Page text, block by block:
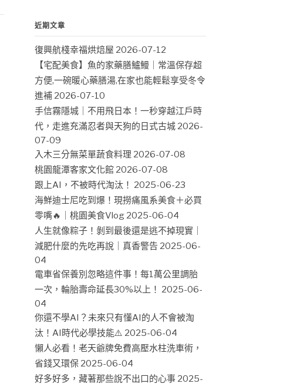
近期文章
復興航棧幸福烘焙屋 2026-07-12
【宅配美食】魚的家藥膳鱸鰻｜常溫保存超
方便,一碗暖心藥膳湯,在家也能輕鬆享受冬令
進補 2026-07-10
手信霧隱城｜不用飛日本！一秒穿越江戶時
代，走進充滿忍者與天狗的日式古城 2026-
07-09
入木三分無菜單蔬食料理 2026-07-08
桃園龍潭客家文化館 2026-07-08
跟上AI，不被時代淘汰！ 2025-06-23
海鮮迪士尼吃到爆！現撈痛風系美食＋必買
零嘴🔥｜桃園美食Vlog 2025-06-04
人生就像粽子！剝到最後還是逃不掉現實｜
減肥什麼的先吃再說｜真香警告 2025-06-
04
電車省保養別忽略這件事！每1萬公里調胎
一次，輪胎壽命延長30%以上！ 2025-06-
04
你還不學AI？未來只有懂AI的人不會被淘
汰！AI時代必學技能⚠️ 2025-06-04
懶人必看！老天爺牌免費高壓水柱洗車術，
省錢又環保 2025-06-04
好多好多，藏著那些說不出口的心事 2025-